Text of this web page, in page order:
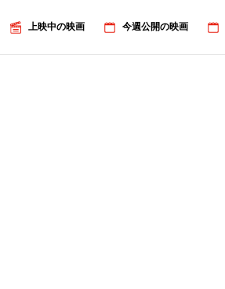
上映中の映画 今週公開の映画